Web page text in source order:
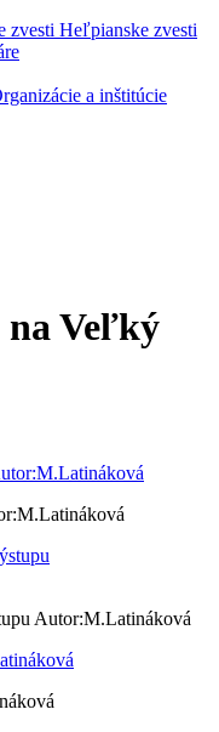
Heľpianske zvesti
a inštitúcie
na Veľký
Autor:M.Latináková